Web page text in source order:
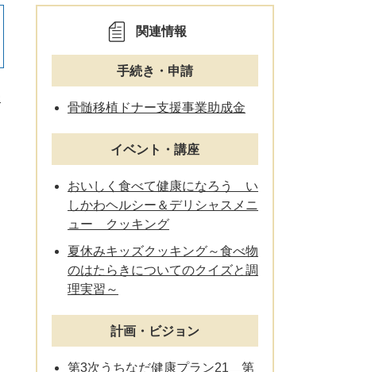
関連情報
手続き・申請
骨髄移植ドナー支援事業助成金
イベント・講座
おいしく食べて健康になろう い
しかわヘルシー＆デリシャスメニ
ュー クッキング
夏休みキッズクッキング～食べ物
のはたらきについてのクイズと調
理実習～
計画・ビジョン
第3次うちなだ健康プラン21 第